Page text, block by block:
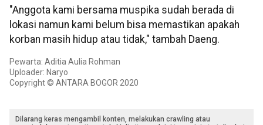
"Anggota kami bersama muspika sudah berada di
lokasi namun kami belum bisa memastikan apakah
korban masih hidup atau tidak," tambah Daeng.
Pewarta: Aditia Aulia Rohman
Uploader: Naryo
Copyright © ANTARA BOGOR 2020
Dilarang keras mengambil konten, melakukan crawling atau